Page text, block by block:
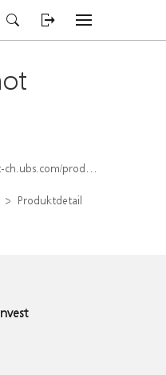
detail/index/isin/CH1570509047
Produktdetail